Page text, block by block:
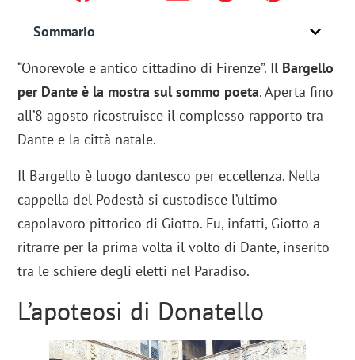
Sommario
“Onorevole e antico cittadino di Firenze”. Il Bargello
per Dante è la mostra sul sommo poeta. Aperta fino
all’8 agosto ricostruisce il complesso rapporto tra
Dante e la città natale.
Il Bargello è luogo dantesco per eccellenza. Nella
cappella del Podestà si custodisce l’ultimo
capolavoro pittorico di Giotto. Fu, infatti, Giotto a
ritrarre per la prima volta il volto di Dante, inserito
tra le schiere degli eletti nel Paradiso.
L’apoteosi di Donatello